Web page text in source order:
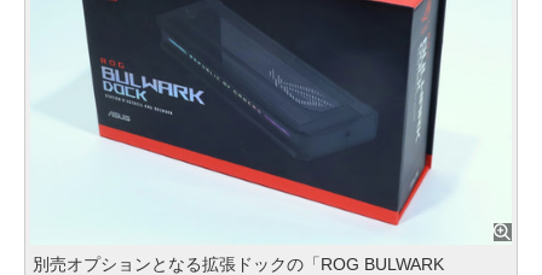
別売オプションとなる拡張ドックの「ROG BULWARK